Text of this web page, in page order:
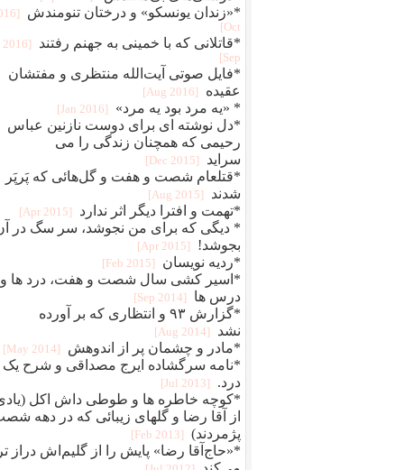
*«زندان یونسکو» و درختان تنومندش
Oct]
*قاتلانی که با خمینی به جهنم رفتند
[2016
Sep]
*فایل صوتی آیت‌الله منتظری و مفتشان
عقیده
[2016 Aug]
* «یه مرد بود یه مرد» [2016 Jan]
*دل نوشته ای برای دوست نازنین عباس
رحیمی که همچنان زندگی را می
سراید
[2015 Dec]
*قتلعام شصت و هفت و گل‌هائی که پَرپَر
شدند
[2015 Aug]
*تهمت و افترا دیگر اثر ندارد [2015 Apr]
* دیگی که برای من نجوشد، سر سگ در
بجوشد!
[2015 Apr]
*ردیه نویسان [2015 Feb]
*اسیر کشی سال شصت و هفت، درد ها و
درس ها
[2014 Sep]
*گزارش ۹۳ و انتظاری که بر آورده
نشد
[2014 Aug]
*مادر و چشمان پر از اندوهش [2014 May]
*نامه سرگشاده ایرج مصداقی و شرح یک
درد.
[2013 Jul]
*کوچه خاطره ها و طوطی داش اکل
از آقا رضا و گلهای زیبائی که در دهه
پژمردند)
[2013 Feb]
*«حاج‌آقا رضا» پایش را از گلیم‌اش دراز